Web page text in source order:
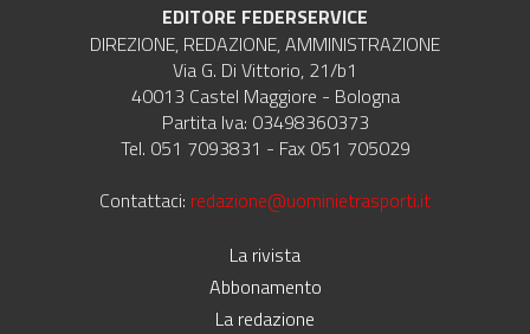
EDITORE FEDERSERVICE
DIREZIONE, REDAZIONE, AMMINISTRAZIONE
Via G. Di Vittorio, 21/b1
40013 Castel Maggiore - Bologna
Partita Iva: 03498360373
Tel. 051 7093831 - Fax 051 705029
Contattaci: redazione@uominietrasporti.it
La rivista
Abbonamento
La redazione